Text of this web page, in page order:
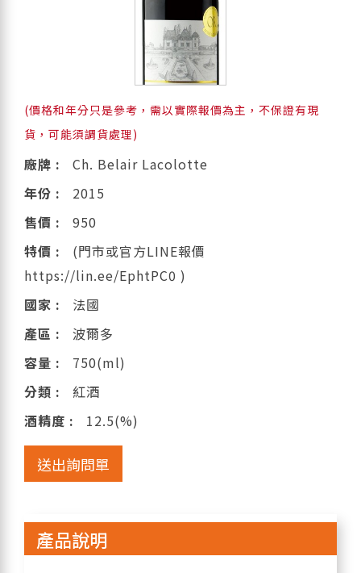
(價格和年分只是參考，需以實際報價為主，不保證有現
貨，可能須調貨處理)
廠牌 :
Ch. Belair Lacolotte
年份 :
2015
售價 :
950
特價 :
(門市或官方LINE報價
https://lin.ee/EphtPC0 )
國家 :
法國
產區 :
波爾多
容量 :
750(ml)
分類 :
紅酒
酒精度 :
12.5(%)
送出詢問單
產品說明